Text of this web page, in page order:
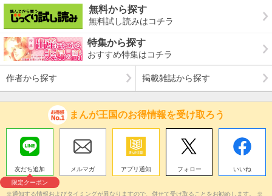
無料から探す
無料試し読みはコチラ
特集から探す
おすすめ特集はコチラ
作者から探す 掲載雑誌から探す
まんが王国のお得情報を受け取ろう
友だち追加
限定クーポン
メルマガ アプリ通知 フォロー いいね
※通知する情報およびタイミングが異なりますので、併せて受け取ることをお勧めします。 ※